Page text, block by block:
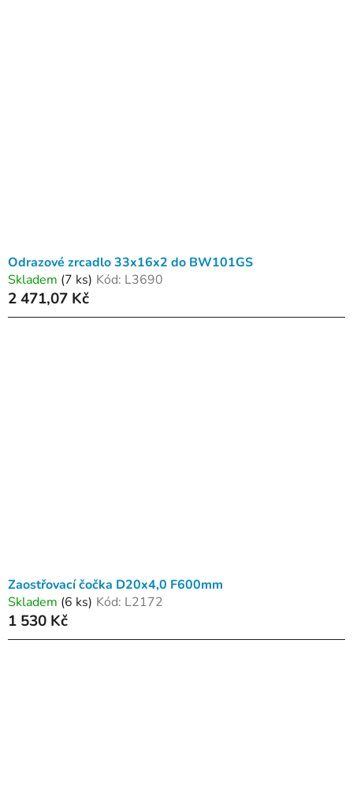
Odrazové zrcadlo 33x16x2 do BW101GS
Skladem (7 ks) Kód: L3690
2 471,07 Kč
Zaostřovací čočka D20x4,0 F600mm
Skladem (6 ks) Kód: L2172
1 530 Kč